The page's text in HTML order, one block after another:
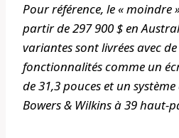
Pour référence, le « moindre
partir de 297 900 $ en
variantes sont livrées avec
fonctionnalités comme un
de 31,3 pouces et un
Bowers & Wilkins à 39 haut-